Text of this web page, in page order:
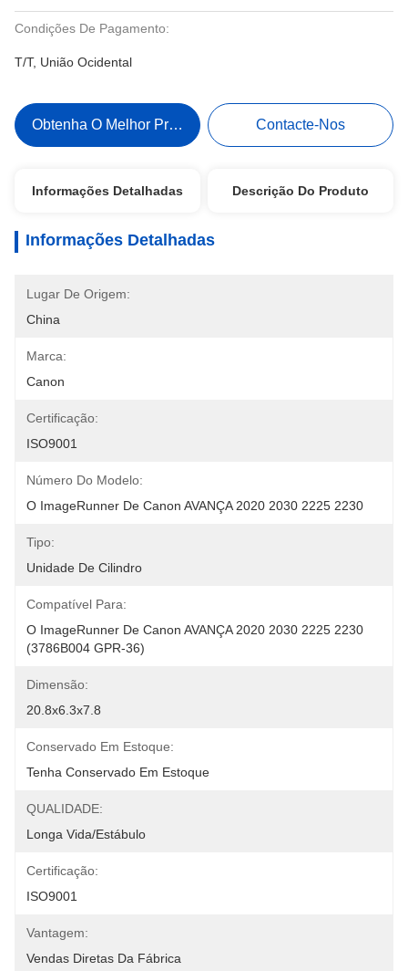
Condições De Pagamento:
T/T, União Ocidental
Obtenha O Melhor Preço Contacte-Nos
Informações Detalhadas Descrição Do Produto
Informações Detalhadas
Lugar De Origem:
China
Marca:
Canon
Certificação:
ISO9001
Número Do Modelo:
O ImageRunner De Canon AVANÇA 2020 2030 2225 2230
Tipo:
Unidade De Cilindro
Compatível Para:
O ImageRunner De Canon AVANÇA 2020 2030 2225 2230
(3786B004 GPR-36)
Dimensão:
20.8x6.3x7.8
Conservado Em Estoque:
Tenha Conservado Em Estoque
QUALIDADE:
Longa Vida/estábulo
Certificação:
ISO9001
Vantagem:
Vendas Diretas Da Fábrica